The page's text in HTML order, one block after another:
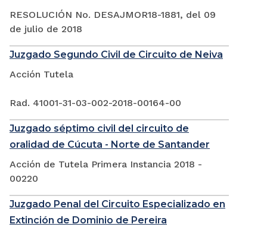
RESOLUCIÓN No. DESAJMOR18-1881, del 09
de julio de 2018
Juzgado Segundo Civil de Circuito de Neiva
Acción Tutela
Rad. 41001-31-03-002-2018-00164-00
Juzgado séptimo civil del circuito de
oralidad de Cúcuta - Norte de Santander
Acción de Tutela Primera Instancia 2018 -
00220
Juzgado Penal del Circuito Especializado en
Extinción de Dominio de Pereira